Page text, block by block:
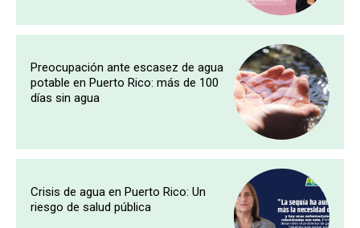
Preocupación ante escasez de agua
potable en Puerto Rico: más de 100
días sin agua
Crisis de agua en Puerto Rico: Un
riesgo de salud pública